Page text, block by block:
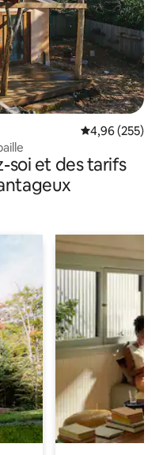
Évaluation
4,96 (255)
soi et des tarifs